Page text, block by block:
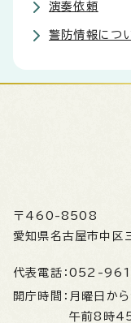
演奏依頼
警防情報につ
〒460-8508
愛知県名古屋市中区
代表電話： 052-
開庁時間： 月曜日か
午前8時